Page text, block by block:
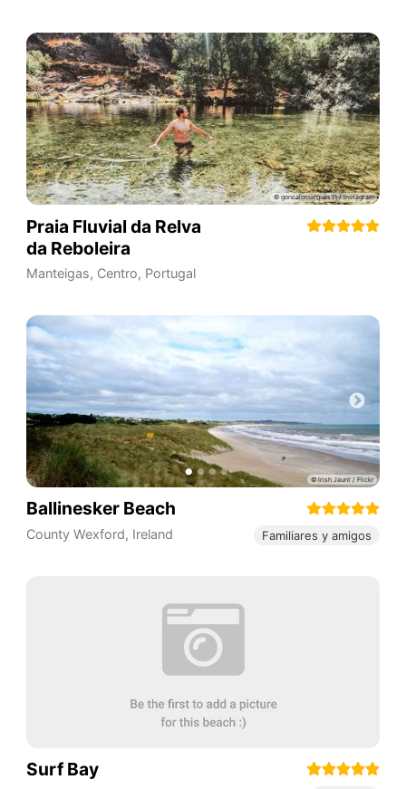
Praia Fluvial da Relva
da Reboleira
Manteigas, Centro, Portugal
Ballinesker Beach
County Wexford, Ireland Familiares y amigos
Surf Bay